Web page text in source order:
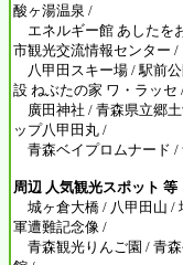
酸ヶ湯温泉 /
エネルギー館 あしたを
市観光交流情報センター /
八甲田スキー場 / 駅前
設 ねぶたの家 ワ・ラッセ
廣田神社 / 青森県立郷
ップ八甲田丸 /
青森ベイプロムナード /
周辺 人気観光スポット 等
城ヶ倉大橋 / 八甲田山 /
軍遭難記念像 /
青森観光りんご園 / 青